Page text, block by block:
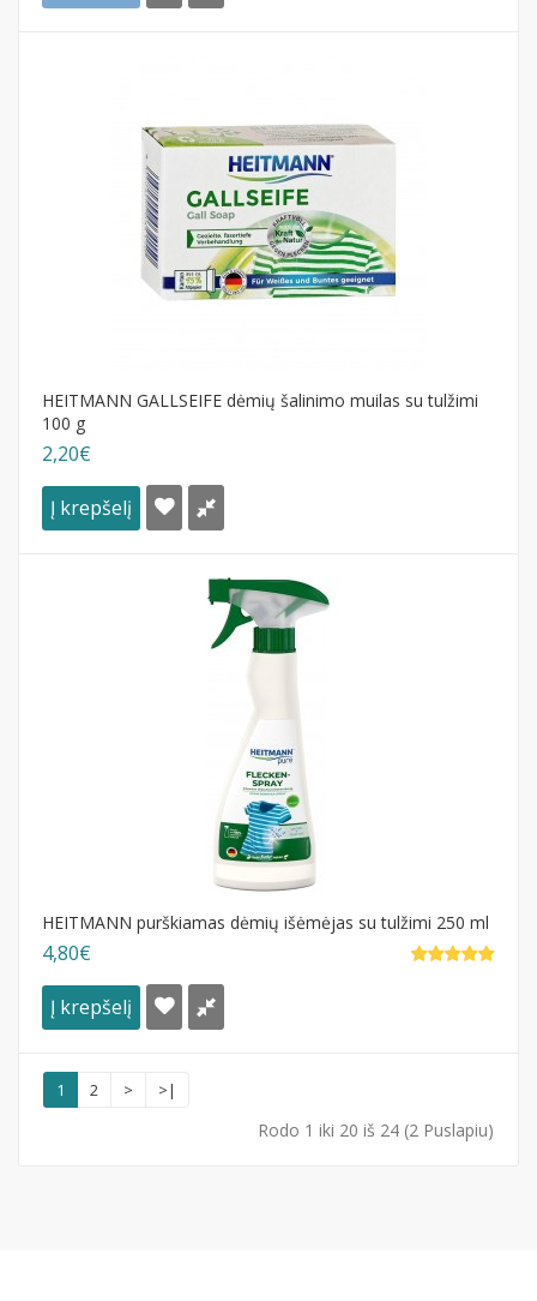
HEITMANN GALLSEIFE dėmių šalinimo muilas su tulžimi
100 g
2,20€
Į krepšelį
HEITMANN purškiamas dėmių išėmėjas su tulžimi 250 ml
4,80€
Į krepšelį
1 2 > >|
Rodo 1 iki 20 iš 24 (2 Puslapiu)